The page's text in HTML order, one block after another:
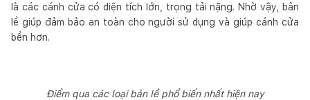
là các cánh cửa có diện tích lớn, trọng tải nặng. Nhờ vậy, bản
lề giúp đảm bảo an toàn cho người sử dụng và giúp cánh cửa
bền hơn.
Điểm qua các loại bản lề phổ biến nhất hiện nay